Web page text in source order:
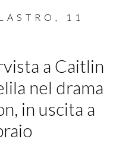
,
11
a Caitlin
nel drama
in uscita a